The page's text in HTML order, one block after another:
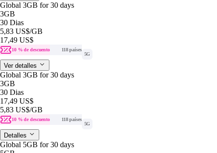
Global 3GB for 30 days
3GB
30 Dias
5,83 US$/GB
17,49 US$
10 % de descuento
118 países
5G
Ver detalles
Global 3GB for 30 days
3GB
30 Dias
17,49 US$
5,83 US$/GB
10 % de descuento
118 países
5G
Detalles
Global 5GB for 30 days